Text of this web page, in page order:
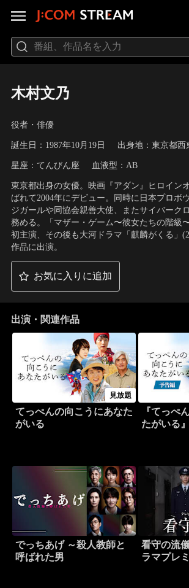
木村文乃
役者・俳優
誕生日：1987年10月19日 出身地：東京都西
星座：てんびん座 血液型：AB
東京都出身の女優。映画『アダン』ヒロイン
ばれて2004年にデビュー。同時に日本プロボ
ジガールや同協会親善大使、またサイバーク
務める。「マザー・ゲーム〜彼女たちの階級
初主演、その後も大河ドラマ「麒麟がくる」
作品に出演。
お気に入りに追加
出演・関連作品
見放題
てっぺんの向こうにあなた
がいる
『てっぺ
たがいる
でっちあげ ～殺人教師と
呼ばれた男
看守の流
ラマプレ